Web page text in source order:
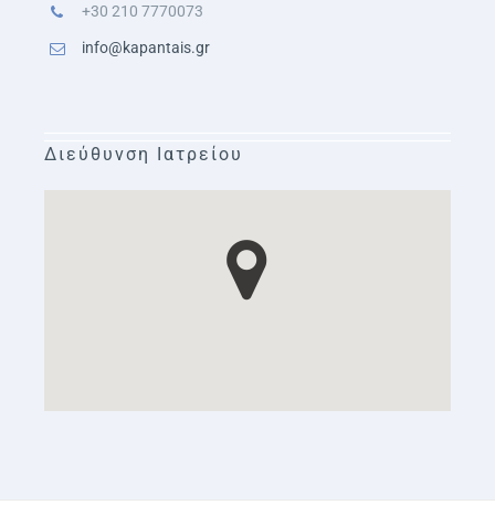
+30 210 7770073
info@kapantais.gr
Διεύθυνση Ιατρείου